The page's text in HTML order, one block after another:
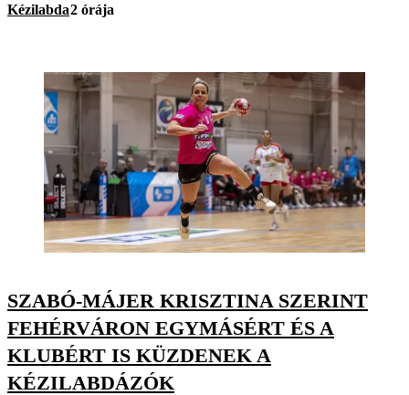
Kézilabda2 órája
SZABÓ-MÁJER KRISZTINA SZERINT
FEHÉRVÁRON EGYMÁSÉRT ÉS A
KLUBÉRT IS KÜZDENEK A
KÉZILABDÁZÓK